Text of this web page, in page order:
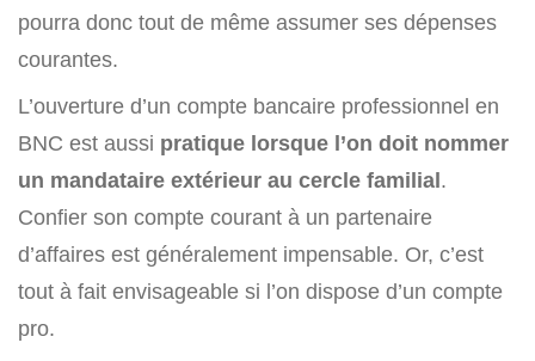
pourra donc tout de même assumer ses dépenses
courantes.
L’ouverture d’un compte bancaire professionnel en
BNC est aussi pratique lorsque l’on doit nommer
un mandataire extérieur au cercle familial.
Confier son compte courant à un partenaire
d’affaires est généralement impensable. Or, c’est
tout à fait envisageable si l’on dispose d’un compte
pro.